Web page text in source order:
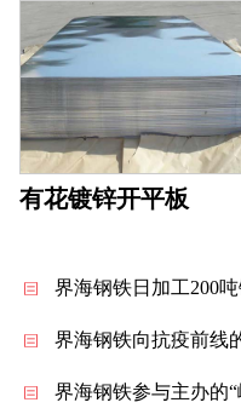
有花镀锌开平板
界海钢铁日加工200
界海钢铁向抗疫前线
界海钢铁参与主办的“